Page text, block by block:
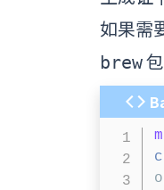
如果需
brew